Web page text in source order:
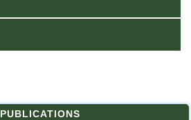
PUBLICATIONS